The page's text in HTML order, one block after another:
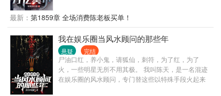
冥币大打出手时，陈木早已开启了大撒币模式： 暗夜
高校？买！ 死亡医院？买！ 恶诡商场？买！ 一个个
诡异场景，被陈木收入囊中。
———————————————————— 那边那
头红衣女诡好像挺强的，要不也给买下来吧。 红衣女
诡：区区人类也敢奴役我？ 陈木：年薪一百万冥币，
配诡宅豪车，保险双休年假。 红衣女诡（谄媚脸）：
主人，您看准备什么时候奴役我？
最新： 第1859章 全场消费陈老板买单！
我在娱乐圈当风水顾问的那些年
悬疑 完结
尸油口红，养小鬼，请狐仙，刺符，为了红，为了
火，一些明星无所不用其极。 我叫陈天，是一名混迹
在娱乐圈的风水顾问，专门替这些以特殊手段火起来